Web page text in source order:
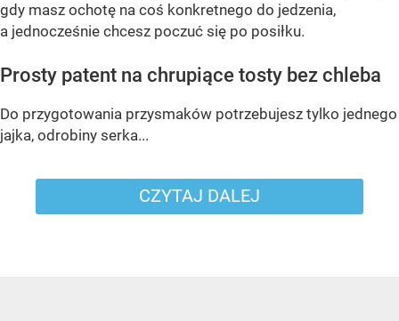
gdy masz ochotę na coś konkretnego do jedzenia,
a jednocześnie chcesz poczuć się po posiłku.
Prosty patent na chrupiące tosty bez chleba
Do przygotowania przysmaków potrzebujesz tylko jednego
jajka, odrobiny serka...
CZYTAJ DALEJ